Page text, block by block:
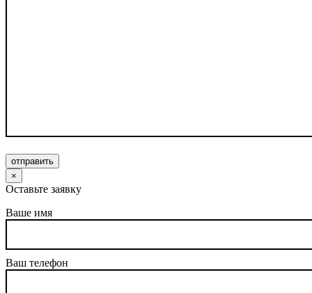
отправить
×
Оставьте заявку
Ваше имя
Ваш телефон